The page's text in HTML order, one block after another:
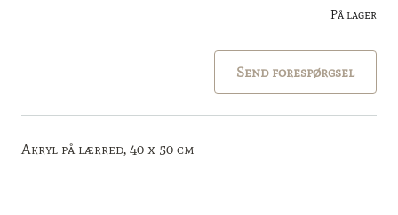
På lager
Send forespørgsel
Akryl på lærred, 40 x 50 cm